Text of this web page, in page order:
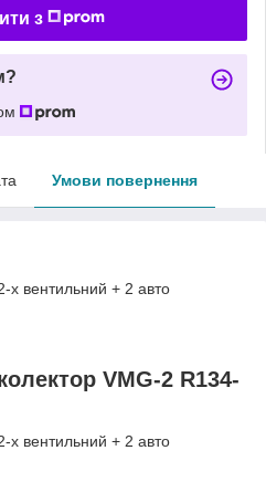
з
Умови повернення
х вентильний + 2 авто
VMG-2 R134-
х вентильний + 2 авто